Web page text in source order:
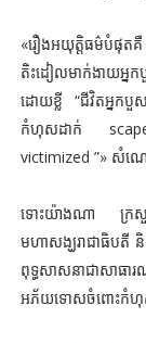
«រឿងអយុត្តិធម៌បំផុត
តិះដៀលមាក់ងាយអ្
ដោយខ្លី “ជីវិតអ្នក
កំហុសដាក់
victimized ”» សំណេ
ទោះយ៉ាងណា ក្រសួង
មហាសង្ឃរាជាធិបតី
ពុទ្ធសាសនាជាសាធា
អភ័យទោសចំពោះកំហុ